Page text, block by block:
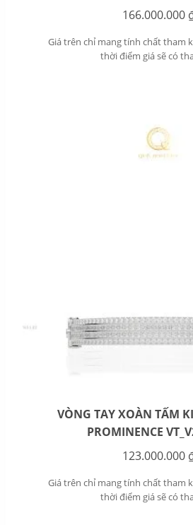
166.000.000
Giá trên chỉ mang tính chất tham
thời điểm giá sẽ có
VÒNG TAY XOÀN TẤM
PROMINENCE
123.000.000
Giá trên chỉ mang tính chất tham
thời điểm giá sẽ có